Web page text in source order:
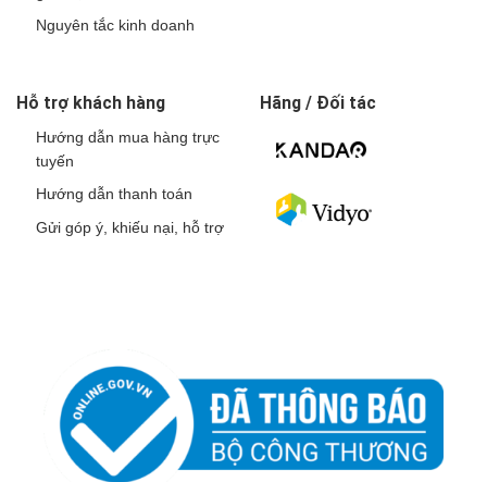
Nguyên tắc kinh doanh
Hỗ trợ khách hàng
Hướng dẫn mua hàng trực
tuyến
Hướng dẫn thanh toán
Gửi góp ý, khiếu nại, hỗ trợ
Hãng / Đối tác